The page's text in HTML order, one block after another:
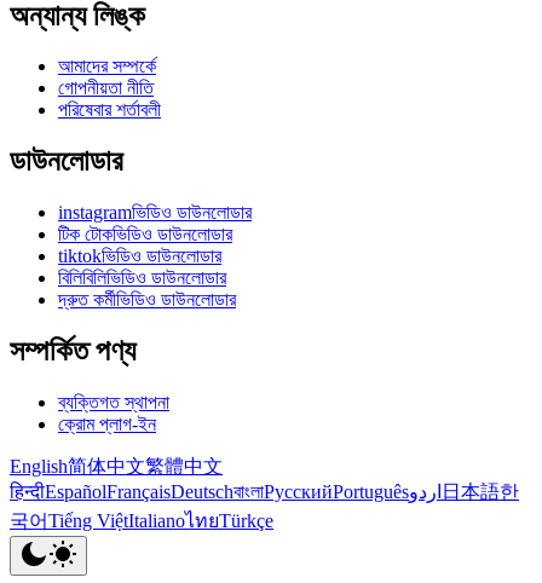
অন্যান্য লিঙ্ক
আমাদের সম্পর্কে
গোপনীয়তা নীতি
পরিষেবার শর্তাবলী
ডাউনলোডার
instagramভিডিও ডাউনলোডার
টিক টোকভিডিও ডাউনলোডার
tiktokভিডিও ডাউনলোডার
বিলিবিলিভিডিও ডাউনলোডার
দ্রুত কর্মীভিডিও ডাউনলোডার
সম্পর্কিত পণ্য
ব্যক্তিগত স্থাপনা
ক্রোম প্লাগ-ইন
English简体中文繁體中文
हिन्दीEspañolFrançaisDeutschবাংলাРусскийPortuguêsاردو 日本語한
국어Tiếng ViệtItalianoไทยTürkçe